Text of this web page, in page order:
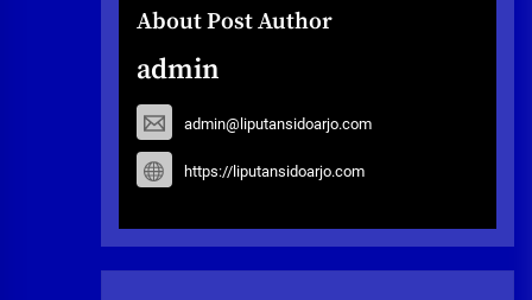
About Post Author
admin
admin@liputansidoarjo.com
https://liputansidoarjo.com